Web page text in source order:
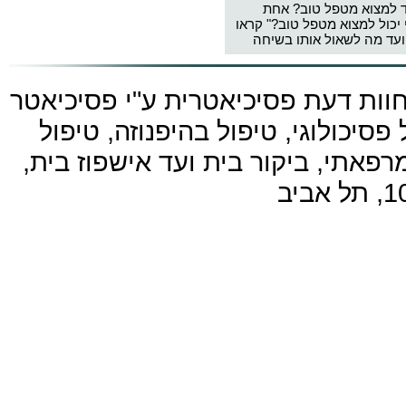
למצוא מטפל טוב? אחת
למצוא מטפל טוב?" קראו
מה לשאול אותו בשיחה
דעת פסיכיאטרית ע"י פסיכיאטר
טיפול בהיפנוזה, טיפול
ביקור בית ועד אישפוז בית,